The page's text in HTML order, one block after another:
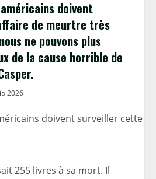
doivent
de meurtre très
ne pouvons plus
de la cause horrible de
2026
255 livres à sa mort. Il